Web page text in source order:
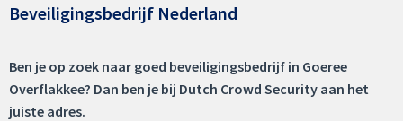
Beveiligingsbedrijf Nederland
Ben je op zoek naar goed beveiligingsbedrijf in Goeree
Overflakkee? Dan ben je bij Dutch Crowd Security aan het
juiste adres.